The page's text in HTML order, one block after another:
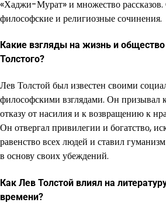
«Хаджи-Мурат» и множество
философские и религиозные сочинения.
Какие взгляды на жизнь и
Толстого?
Лев Толстой был известен своими
философскими взглядами. Он призывал
отказу от насилия и к возвращению к
Он отвергал привилегии и богатство,
равенство всех людей и ставил
в основу своих убеждений.
Как Лев Толстой влиял на
времени?